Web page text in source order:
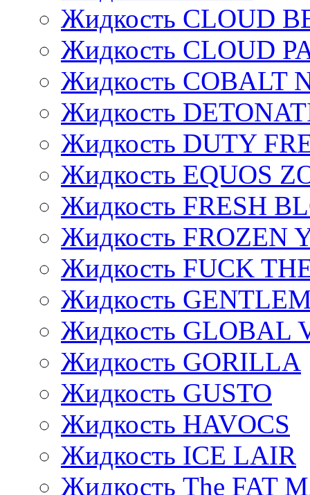
Жидкость CLOUD
Жидкость CLOUD
Жидкость COBALT
Жидкость
Жидкость DUTY
Жидкость EQUOS
Жидкость FRESH
Жидкость FROZEN
Жидкость FUCK
Жидкость
Жидкость GLOBAL
Жидкость GORILLA
Жидкость GUSTO
Жидкость HAVOCS
Жидкость ICE LAIR
Жидкость The FAT